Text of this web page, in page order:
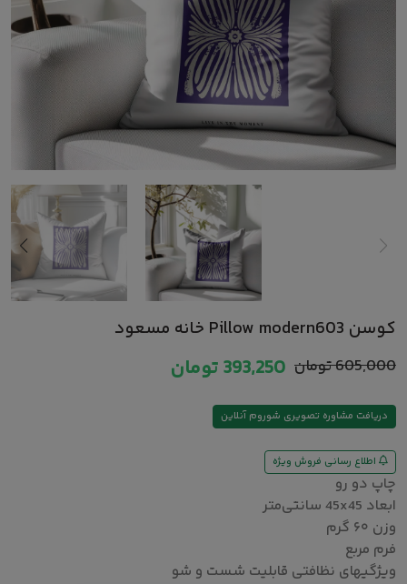
کوسن Pillow modern603 خانه مسعود
605,000تومان 393,250تومان
دریافت مشاوره تصویری شوروم آنلاین
اطلاع رسانی فروش ویژه
چاپ دو رو
ابعاد 45x45 سانتی‌متر
وزن ۶۰ گرم
فرم مربع
ویژگیهای نظافتی قابلیت شست و شو